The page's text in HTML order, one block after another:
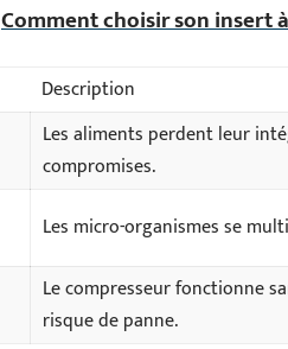
Comment choisir son insert
Description
Les aliments perdent leur
compromises.
Les micro-organismes se
Le compresseur fonctionne
risque de panne.